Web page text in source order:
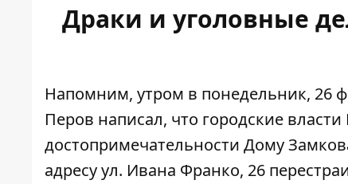
Драки и уголовные
Напомним, утром в понедельник, 26
Перов написал, что городские
достопримечательности Дому
адресу ул. Ивана Франко, 26